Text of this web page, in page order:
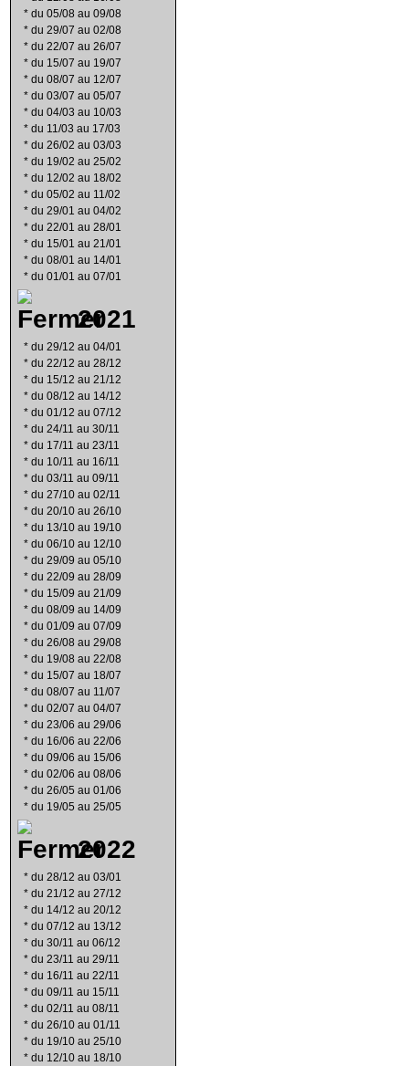
* du 05/08 au 09/08
* du 29/07 au 02/08
* du 22/07 au 26/07
* du 15/07 au 19/07
* du 08/07 au 12/07
* du 03/07 au 05/07
* du 04/03 au 10/03
* du 11/03 au 17/03
* du 26/02 au 03/03
* du 19/02 au 25/02
* du 12/02 au 18/02
* du 05/02 au 11/02
* du 29/01 au 04/02
* du 22/01 au 28/01
* du 15/01 au 21/01
* du 08/01 au 14/01
* du 01/01 au 07/01
2021
* du 29/12 au 04/01
* du 22/12 au 28/12
* du 15/12 au 21/12
* du 08/12 au 14/12
* du 01/12 au 07/12
* du 24/11 au 30/11
* du 17/11 au 23/11
* du 10/11 au 16/11
* du 03/11 au 09/11
* du 27/10 au 02/11
* du 20/10 au 26/10
* du 13/10 au 19/10
* du 06/10 au 12/10
* du 29/09 au 05/10
* du 22/09 au 28/09
* du 15/09 au 21/09
* du 08/09 au 14/09
* du 01/09 au 07/09
* du 26/08 au 29/08
* du 19/08 au 22/08
* du 15/07 au 18/07
* du 08/07 au 11/07
* du 02/07 au 04/07
* du 23/06 au 29/06
* du 16/06 au 22/06
* du 09/06 au 15/06
* du 02/06 au 08/06
* du 26/05 au 01/06
* du 19/05 au 25/05
2022
* du 28/12 au 03/01
* du 21/12 au 27/12
* du 14/12 au 20/12
* du 07/12 au 13/12
* du 30/11 au 06/12
* du 23/11 au 29/11
* du 16/11 au 22/11
* du 09/11 au 15/11
* du 02/11 au 08/11
* du 26/10 au 01/11
* du 19/10 au 25/10
* du 12/10 au 18/10